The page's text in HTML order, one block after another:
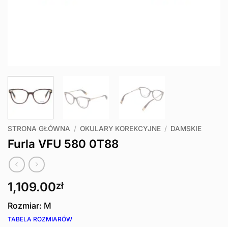
STRONA GŁÓWNA / OKULARY KOREKCYJNE / DAMSKIE
Furla VFU 580 0T88
1,109.00zł
Rozmiar: M
TABELA ROZMIARÓW